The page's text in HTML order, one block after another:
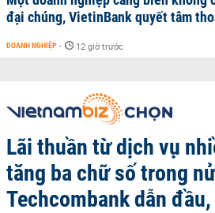
đại chúng, VietinBank quyết tâm
DOANH NGHIỆP - 12 giờ trước
Lãi thuần từ dịch vụ
tăng ba chữ số trong
Techcombank dẫn